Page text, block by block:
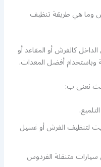
وما هي طريقة تنظيف
كالفرش أو المقاعد أو
وباستخدام أفضل المعدات.
نعنى ب:
لتنظيف الفرش أو غسيل
متنقلة الفردوس